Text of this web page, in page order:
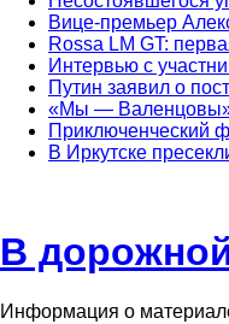
Вице‑премьер
Rossa LM GT:
Интервью с
Путин заявил о
«Мы — Валенцовы»:
Приключенческий
В Иркутске
В
Информация о